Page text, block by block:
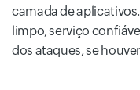
camada de
limpo, serviço
dos ataques, se